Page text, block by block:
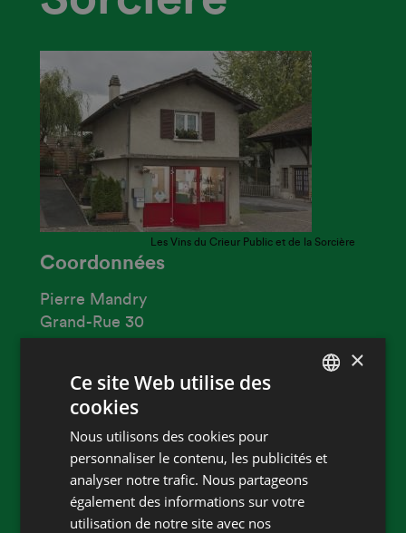
Les Vins du Crieur Public et de la Sorcière
Coordonnées
Pierre Mandry
Grand-Rue 30
Phone +41 24 445 21 42
Mobile
+41 24 446 16 37
E-mail info@recto-verso.ch
Website provino.ch/mandry
×
Ce site Web utilise des
cookies
Nous utilisons des cookies pour
personnaliser le contenu, les publicités et
analyser notre trafic. Nous partageons
également des informations sur votre
utilisation de notre site avec nos